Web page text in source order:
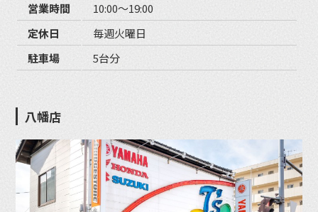
営業時間
10:00〜19:00
定休日
毎週火曜日
駐車場
5台分
八幡店